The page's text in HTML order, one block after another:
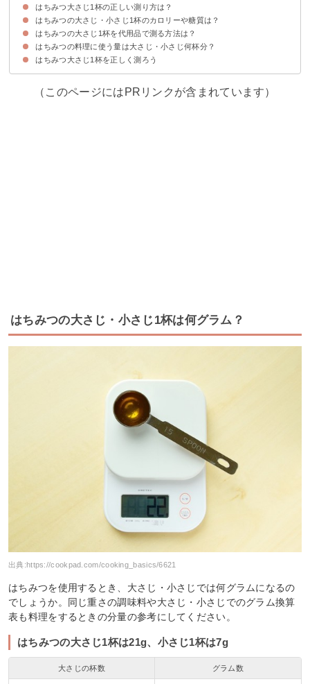
はちみつの大さじ1杯は21g、小さじ1杯は7g
はちみつのグラム数別の大さじ・小さじ換算表
はちみつ大さじ1杯の正しい測り方は？
はちみつの大さじ・小さじ1杯のカロリーや糖質は？
はちみつの大さじ1杯を代用品で測る方法は？
①ペットボトルキャップ
②カレースプーン
③ティースプーン
④計量カップ
⑤おたま
はちみつの料理に使う量は大さじ・小さじ何杯分？
はちみつ大さじ1杯を正しく測ろう
（このページにはPRリンクが含まれています）
はちみつの大さじ・小さじ1杯は何グラム？
出典: https://cookpad.com/cooking_basics/6621
はちみつを使用するとき、大さじ・小さじでは何グラムになるの
でしょうか。同じ重さの調味料や大さじ・小さじでのグラム換算
表も料理をするときの分量の参考にしてください。
はちみつの大さじ1杯は21g、小さじ1杯は7g
大さじの杯数 グラム数